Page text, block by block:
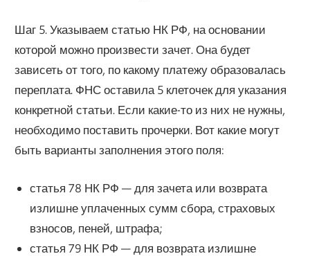
Шаг 5. Указываем статью НК РФ, на основании
которой можно произвести зачет. Она будет
зависеть от того, по какому платежу образовалась
переплата. ФНС оставила 5 клеточек для указания
конкретной статьи. Если какие-то из них не нужны,
необходимо поставить прочерки. Вот какие могут
быть варианты заполнения этого поля:
статья 78 НК РФ — для зачета или возврата
излишне уплаченных сумм сбора, страховых
взносов, пеней, штрафа;
статья 79 НК РФ — для возврата излишне